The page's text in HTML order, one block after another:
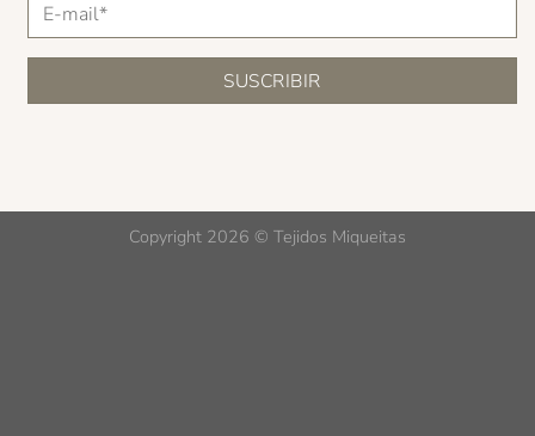
Copyright 2026 © Tejidos Miqueitas